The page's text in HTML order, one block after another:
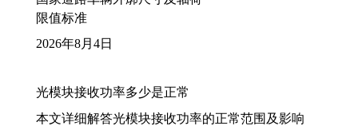
限值标准
2026年8月4日
光模块接收功率多少是正常
本文详细解答光模块接收功率的正常范围及影响